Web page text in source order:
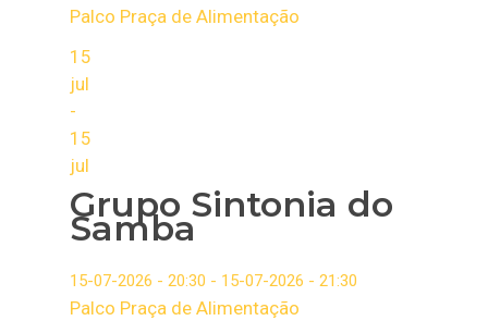
Palco Praça de Alimentação
15
jul
-
15
jul
Grupo Sintonia do
Samba
15-07-2026 - 20:30 - 15-07-2026 - 21:30
Palco Praça de Alimentação